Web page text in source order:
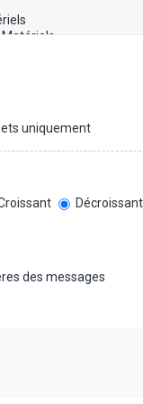
uniquement
Décroissant
des messages